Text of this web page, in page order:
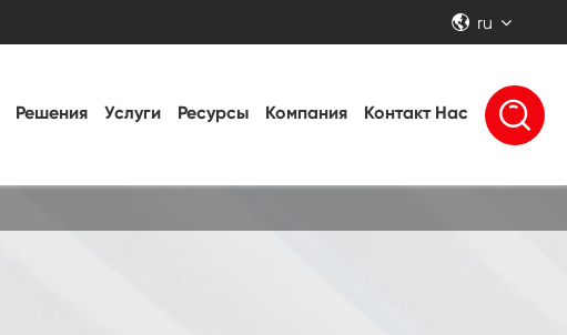
 ru
Решения Услуги Ресурсы Компания Контакт Нас 